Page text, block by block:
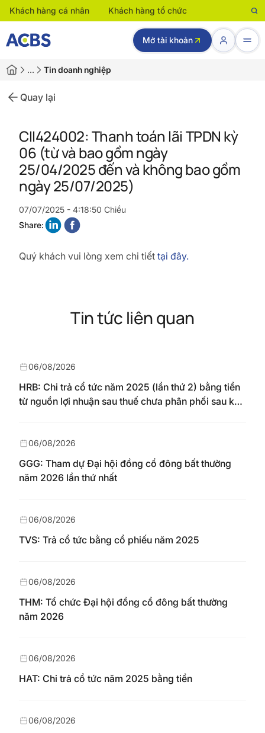
Khách hàng cá nhân Khách hàng tổ chức
Mở tài khoản
… Tin doanh nghiệp
Quay lại
CII424002: Thanh toán lãi TPDN kỳ
06 (từ và bao gồm ngày
25/04/2025 đến và không bao gồm
ngày 25/07/2025)
07/07/2025 - 4:18:50 Chiều
Share:
Quý khách vui lòng xem chi tiết tại đây.
Tin tức liên quan
HRB: Chi trả cổ tức năm 2025 (lần thứ 2) bằng tiền
từ nguồn lợi nhuận sau thuế chưa phân phối sau khi
ngày 04/08/2026
06/08/2026
GGG: Tham dự Đại hội đồng cổ đông bất thường
năm 2026 lần thứ nhất
06/08/2026
TVS: Trả cổ tức bằng cổ phiếu năm 2025
06/08/2026
THM: Tổ chức Đại hội đồng cổ đông bất thường
năm 2026
06/08/2026
HAT: Chi trả cổ tức năm 2025 bằng tiền
06/08/2026
06/08/2026